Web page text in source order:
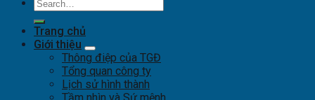
Trang chủ
Giới thiệu
Thông điệp của TGĐ
Tổng quan công ty
Lịch sử hình thành